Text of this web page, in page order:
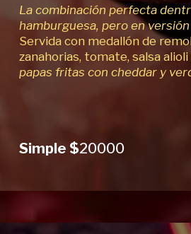
La combinación perfecta
hamburguesa, pero en
Servida con medallón de
zanahorias, tomate, salsa alioli
papas fritas con cheddar y
Simple $20000